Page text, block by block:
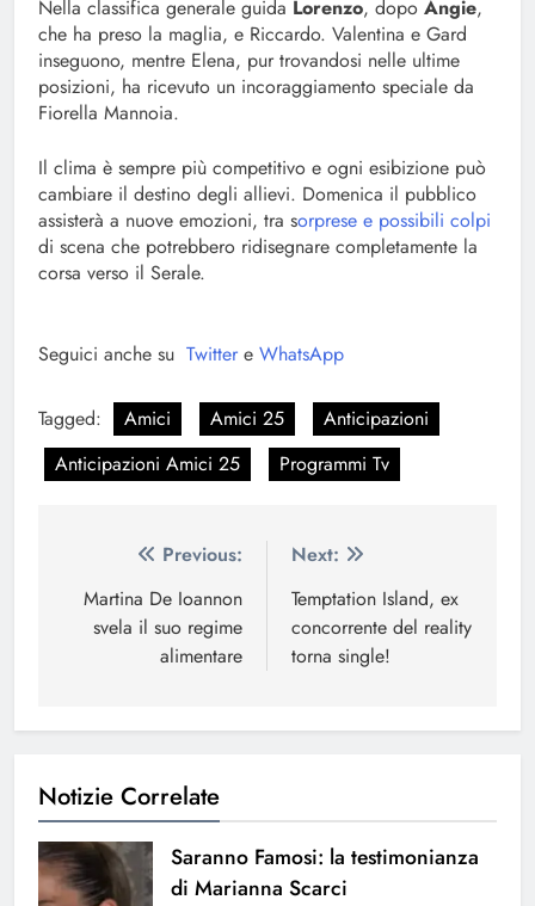
Nella classifica generale guida Lorenzo, dopo Angie,
che ha preso la maglia, e Riccardo. Valentina e Gard
inseguono, mentre Elena, pur trovandosi nelle ultime
posizioni, ha ricevuto un incoraggiamento speciale da
Fiorella Mannoia.
Il clima è sempre più competitivo e ogni esibizione può
cambiare il destino degli allievi. Domenica il pubblico
assisterà a nuove emozioni, tra sorprese e possibili colpi
di scena che potrebbero ridisegnare completamente la
corsa verso il Serale.
Seguici anche su Twitter e WhatsApp
Tagged: Amici Amici 25
Anticipazioni
Anticipazioni Amici 25
Programmi Tv
Navigazione
articoli
Previous:
Martina De Ioannon
svela il suo regime
alimentare
Next:
Temptation Island, ex
concorrente del reality
torna single!
Notizie Correlate
Saranno Famosi: la testimonianza
di Marianna Scarci